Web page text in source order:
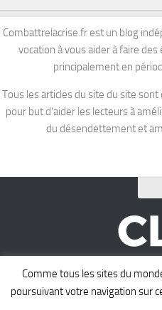
Combattrelacrise.fr est un blog
vocation à vous aider à faire
principalement en
Tous les articles du site du site
pour but d’aider les lecteurs à
du désendettement et
COMBATTRE LA CRISE ©
Comme tous les sites du
poursuivant votre navigation sur